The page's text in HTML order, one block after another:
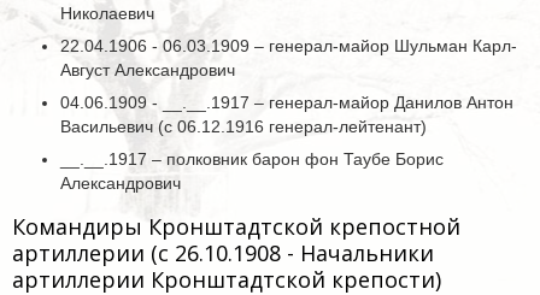
Николаевич
22.04.1906 - 06.03.1909 – генерал-майор Шульман Карл-
Август Александрович
04.06.1909 - __.__.1917 – генерал-майор Данилов Антон
Васильевич (с 06.12.1916 генерал-лейтенант)
__.__.1917 – полковник барон фон Таубе Борис
Александрович
Командиры Кронштадтской крепостной
артиллерии (с 26.10.1908 - Начальники
артиллерии Кронштадтской крепости)